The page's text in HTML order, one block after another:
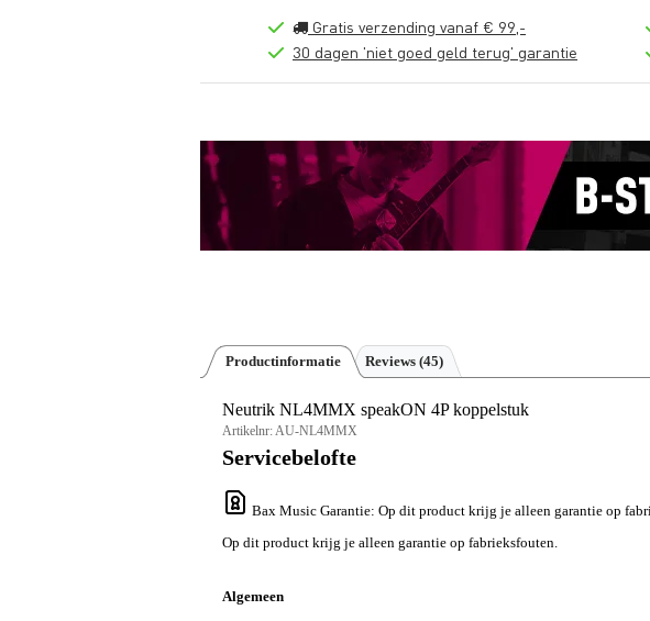
Gratis verzending vanaf € 99,-
30 dagen 'niet goed geld terug' garantie
Productinformatie Reviews (45)
Neutrik NL4MMX speakON 4P koppelstuk
Artikelnr:AU-NL4MMX
Servicebelofte
Bax Music Garantie: Op dit product krijg je alleen garantie op
Op dit product krijg je alleen garantie op fabrieksfouten.
Algemeen